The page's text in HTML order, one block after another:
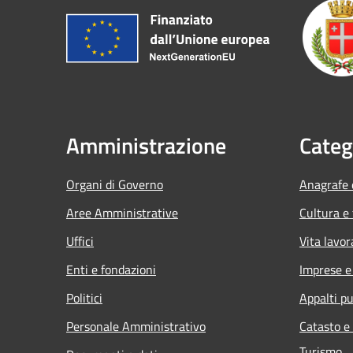
Amministrazione
Organi di Governo
Aree Amministrative
Uffici
Enti e fondazioni
Politici
Personale Amministrativo
Cultura
Vita
Imprese
Appalti
Catasto